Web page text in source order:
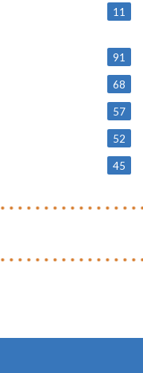
11
91
68
57
52
45